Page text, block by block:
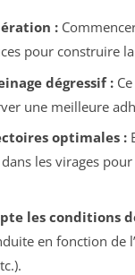
:
pour construire
dégressif :Ce
une meilleure
optimales :
les virages
les conditions
en fonction de